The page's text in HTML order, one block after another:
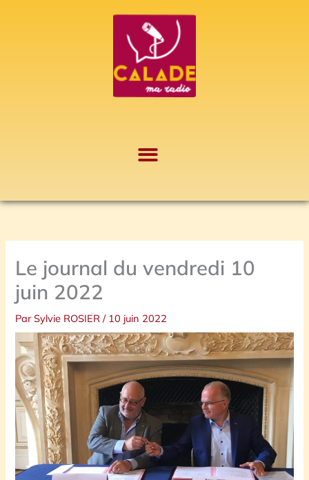
Le journal du vendredi 10
juin 2022
ParSylvie ROSIER/ 10 juin 2022